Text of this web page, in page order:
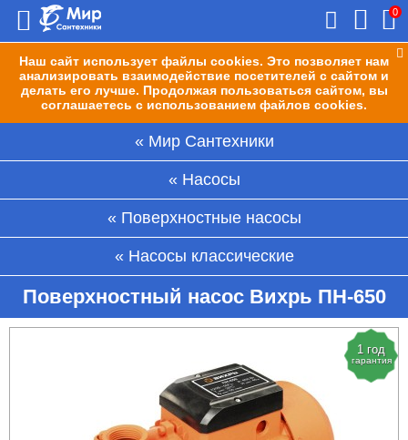
Наш сайт использует файлы cookies. Это позволяет нам
анализировать взаимодействие посетителей с сайтом и
делать его лучше. Продолжая пользоваться сайтом, вы
соглашаетесь с использованием файлов cookies.
0
Мир Сантехники
Насосы
Поверхностные насосы
Насосы классические
Поверхностный насос Вихрь ПН-650
1 год
гарантия